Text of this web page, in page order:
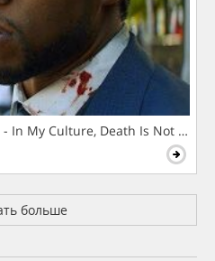
In My Culture, Death Is Not The
больше